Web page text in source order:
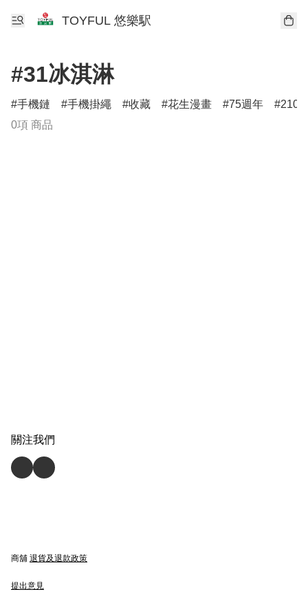
TOYFUL 悠樂駅
#31冰淇淋
手機鏈 手機掛繩 收藏 花生漫畫 75週年
210
0項 商品
關注我們
商舖 退貨及退款政策
提出意見